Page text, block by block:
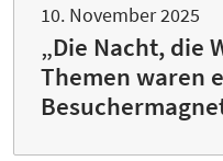
10. November 2025
„Die Nacht, die
Themen waren